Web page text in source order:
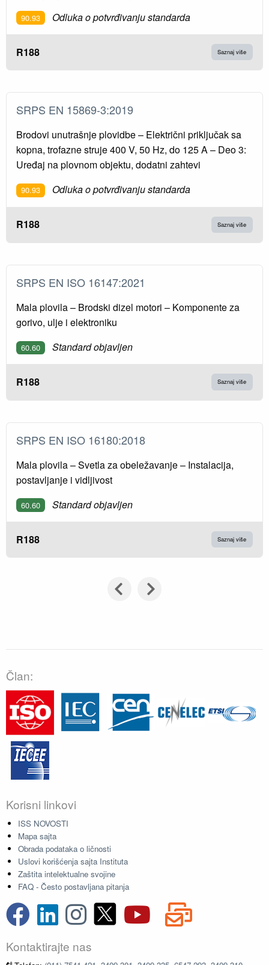
90.93 Odluka o potvrđivanju standarda
R188 Saznaj više
SRPS EN 15869-3:2019
Brodovi unutrašnje plovidbe – Električni priključak sa
kopna, trofazne struje 400 V, 50 Hz, do 125 A – Deo 3:
Uređaj na plovnom objektu, dodatni zahtevi
90.93 Odluka o potvrđivanju standarda
R188 Saznaj više
SRPS EN ISO 16147:2021
Mala plovila – Brodski dizel motori – Komponente za
gorivo, ulje i elektroniku
60.60 Standard objavljen
R188 Saznaj više
SRPS EN ISO 16180:2018
Mala plovila – Svetla za obeležavanje – Instalacija,
postavljanje i vidljivost
60.60 Standard objavljen
R188 Saznaj više
Član:
Korisni linkovi
ISS NOVOSTI
Mapa sajta
Obrada podataka o ličnosti
Uslovi korišćenja sajta Instituta
Zaštita intelektualne svojine
FAQ - Često postavljana pitanja
Kontaktirajte nas